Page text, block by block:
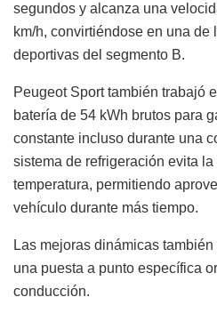
segundos y alcanza una
km/h, convirtiéndose en una de
deportivas del segmento B.
Peugeot Sport también trabajó
batería de 54 kWh brutos para
constante incluso durante una
sistema de refrigeración evita
temperatura, permitiendo
vehículo durante más tiempo.
Las mejoras dinámicas
una puesta a punto específica
conducción.